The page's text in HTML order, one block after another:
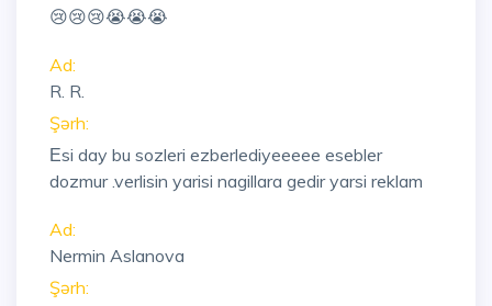
😢😢😢😭😭😭
Ad:
R. R.
Şərh:
Еsi day bu sozleri ezberlediyeeeee esebler
dozmur .verlisin yarisi nagillara gedir yarsi reklam
Ad:
Nermin Aslanova
Şərh: